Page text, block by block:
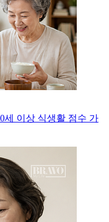
세 이상 식생활 점수 가